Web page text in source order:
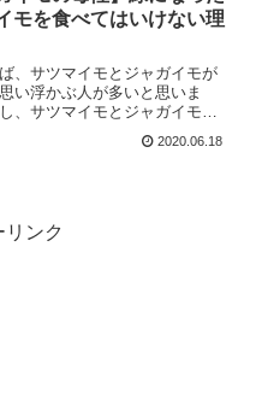
モを食べてはいけない理
、サツマイモとジャガイモが
い浮かぶ人が多いと思いま
、サツマイモとジャガイモで
べない方がよい・・・という話
2020.06.18
リンク